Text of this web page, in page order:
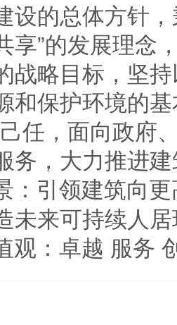
设的总体方针
享”的发展理念
战略目标，坚
和保护环境的
任，面向政府
务，大力推进
：引领建筑向
未来可持续人
观：卓越 服务